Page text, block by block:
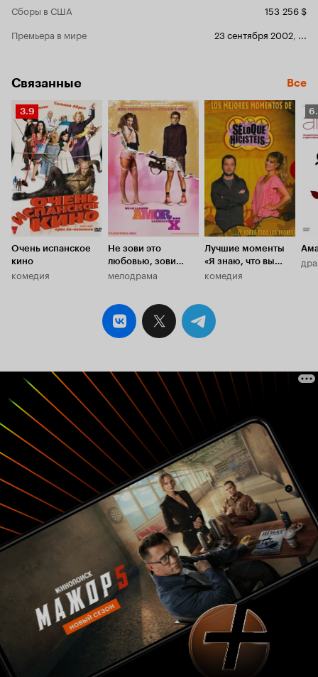
Сборы в США
153 256 $
Премьера в мире
23 сентября 2002
Связанные Все
Рейтинг
Кинопоиска
3.9
3.9
Очень испанское
кино
комедия
Не зови это
любовью, зови
порно
мелодрама
Лучшие моменты
«Я знаю, что вы
сделали»
комедия